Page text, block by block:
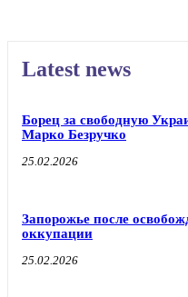
Latest news
Борец за свободную
Марко Безручко
25.02.2026
Запорожье после
оккупации
25.02.2026